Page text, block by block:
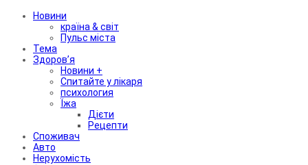
Новини
країна & світ
Пульс міста
Тема
Здоров’я
Новини +
Спитайте у лікаря
психология
Їжа
Дієти
Рецепти
Споживач
Авто
Нерухомість